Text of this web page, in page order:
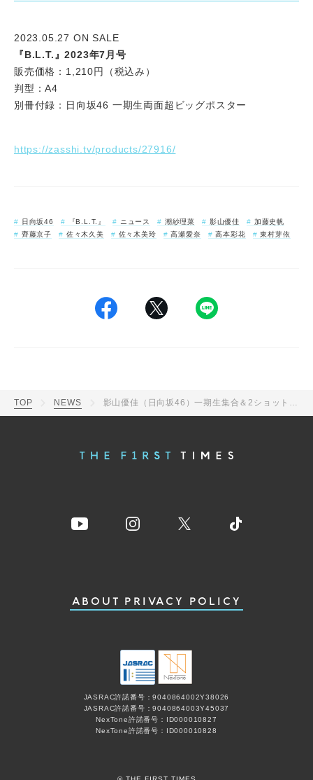
2023.05.27 ON SALE
『B.L.T.』2023年7月号
販売価格：1,210円（税込み）
判型：A4
別冊付録：日向坂46 一期生両面超ビッグポスター
https://zasshi.tv/products/27916/
日向坂46 『B.L.T.』 ニュース 潮紗理菜 影山優佳
加藤史帆
齊藤京子
佐々木久美 佐々木美玲 高瀬愛奈 高本彩花 東村芽依
TOP NEWS 影山優佳（日向坂46）一期生集合＆2ショットを公開「大切な大切な同期に囲まれて、最後且つ最高の撮影でした」
ABOUT PRIVACY POLICY
JASRAC許諾番号：9040864002Y38026
JASRAC許諾番号：9040864003Y45037
NexTone許諾番号：ID000010827
NexTone許諾番号：ID000010828